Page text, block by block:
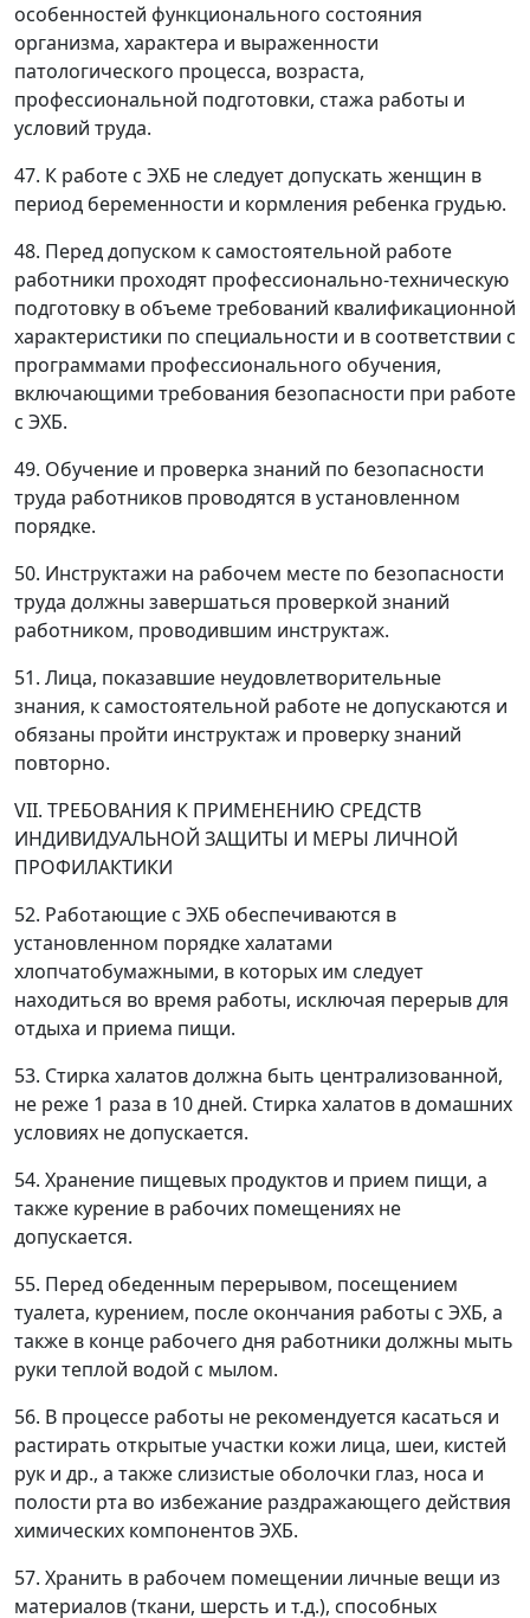
особенностей функционального состояния
организма, характера и выраженности
патологического процесса, возраста,
профессиональной подготовки, стажа работы и
условий труда.
47. К работе с ЭХБ не следует допускать женщин в
период беременности и кормления ребенка грудью.
48. Перед допуском к самостоятельной работе
работники проходят профессионально-техническую
подготовку в объеме требований квалификационной
характеристики по специальности и в соответствии с
программами профессионального обучения,
включающими требования безопасности при работе
с ЭХБ.
49. Обучение и проверка знаний по безопасности
труда работников проводятся в установленном
порядке.
50. Инструктажи на рабочем месте по безопасности
труда должны завершаться проверкой знаний
работником, проводившим инструктаж.
51. Лица, показавшие неудовлетворительные
знания, к самостоятельной работе не допускаются и
обязаны пройти инструктаж и проверку знаний
повторно.
VII. ТРЕБОВАНИЯ К ПРИМЕНЕНИЮ СРЕДСТВ
ИНДИВИДУАЛЬНОЙ ЗАЩИТЫ И МЕРЫ ЛИЧНОЙ
ПРОФИЛАКТИКИ
52. Работающие с ЭХБ обеспечиваются в
установленном порядке халатами
хлопчатобумажными, в которых им следует
находиться во время работы, исключая перерыв для
отдыха и приема пищи.
53. Стирка халатов должна быть централизованной,
не реже 1 раза в 10 дней. Стирка халатов в домашних
условиях не допускается.
54. Хранение пищевых продуктов и прием пищи, а
также курение в рабочих помещениях не
допускается.
55. Перед обеденным перерывом, посещением
туалета, курением, после окончания работы с ЭХБ, а
также в конце рабочего дня работники должны мыть
руки теплой водой с мылом.
56. В процессе работы не рекомендуется касаться и
растирать открытые участки кожи лица, шеи, кистей
рук и др., а также слизистые оболочки глаз, носа и
полости рта во избежание раздражающего действия
химических компонентов ЭХБ.
57. Хранить в рабочем помещении личные вещи из
материалов (ткани, шерсть и т.д.), способных